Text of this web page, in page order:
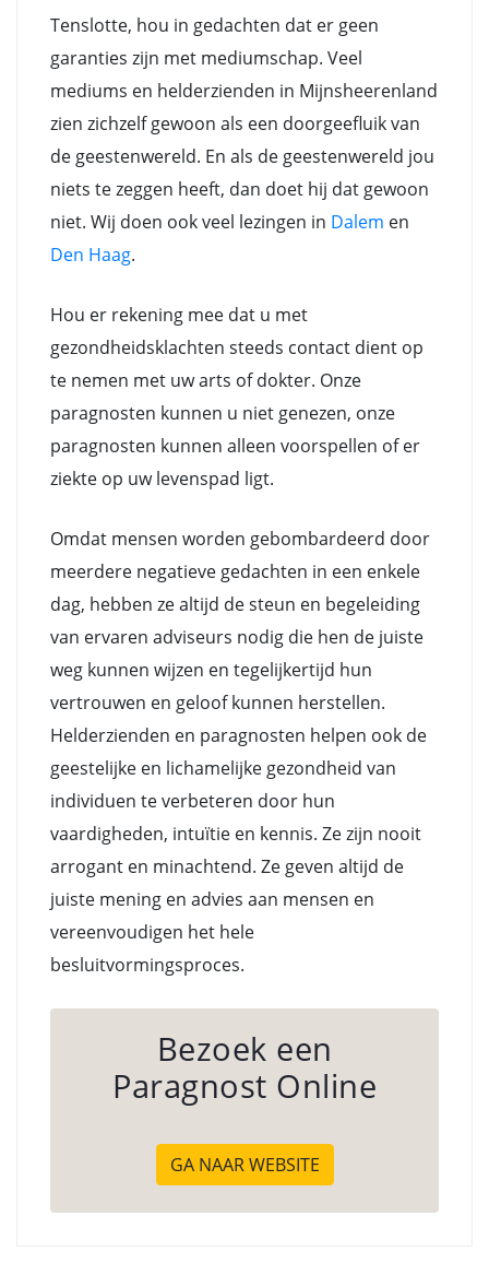
Tenslotte, hou in gedachten dat er geen
garanties zijn met mediumschap. Veel
mediums en helderzienden in Mijnsheerenland
zien zichzelf gewoon als een doorgeefluik van
de geestenwereld. En als de geestenwereld jou
niets te zeggen heeft, dan doet hij dat gewoon
niet. Wij doen ook veel lezingen in Dalem en
Den Haag.
Hou er rekening mee dat u met
gezondheidsklachten steeds contact dient op
te nemen met uw arts of dokter. Onze
paragnosten kunnen u niet genezen, onze
paragnosten kunnen alleen voorspellen of er
ziekte op uw levenspad ligt.
Omdat mensen worden gebombardeerd door
meerdere negatieve gedachten in een enkele
dag, hebben ze altijd de steun en begeleiding
van ervaren adviseurs nodig die hen de juiste
weg kunnen wijzen en tegelijkertijd hun
vertrouwen en geloof kunnen herstellen.
Helderzienden en paragnosten helpen ook de
geestelijke en lichamelijke gezondheid van
individuen te verbeteren door hun
vaardigheden, intuïtie en kennis. Ze zijn nooit
arrogant en minachtend. Ze geven altijd de
juiste mening en advies aan mensen en
vereenvoudigen het hele
besluitvormingsproces.
Bezoek een
Paragnost Online
GA NAAR WEBSITE